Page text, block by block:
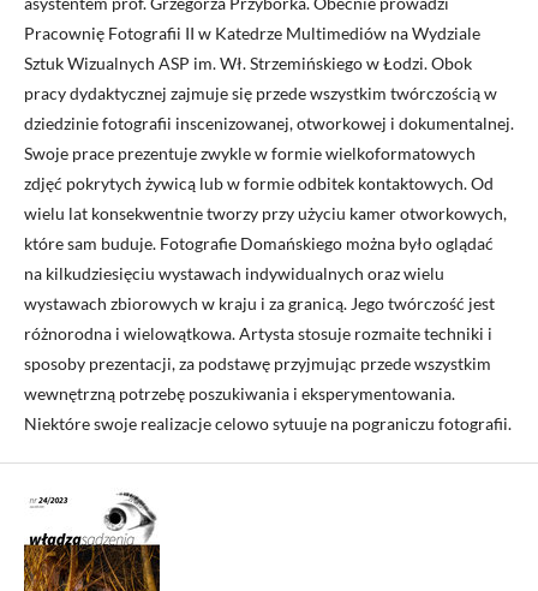
Pracownię Fotografii II w Katedrze Multimediów na Wydziale
Sztuk Wizualnych ASP im. Wł. Strzemińskiego w Łodzi. Obok
pracy dydaktycznej zajmuje się przede wszystkim twórczością w
dziedzinie fotografii inscenizowanej, otworkowej i dokumentalnej.
Swoje prace prezentuje zwykle w formie wielkoformatowych
zdjęć pokrytych żywicą lub w formie odbitek kontaktowych. Od
wielu lat konsekwentnie tworzy przy użyciu kamer otworkowych,
które sam buduje. Fotografie Domańskiego można było oglądać
na kilkudziesięciu wystawach indywidualnych oraz wielu
wystawach zbiorowych w kraju i za granicą. Jego twórczość jest
różnorodna i wielowątkowa. Artysta stosuje rozmaite techniki i
sposoby prezentacji, za podstawę przyjmując przede wszystkim
wewnętrzną potrzebę poszukiwania i eksperymentowania.
Niektóre swoje realizacje celowo sytuuje na pograniczu fotografii.